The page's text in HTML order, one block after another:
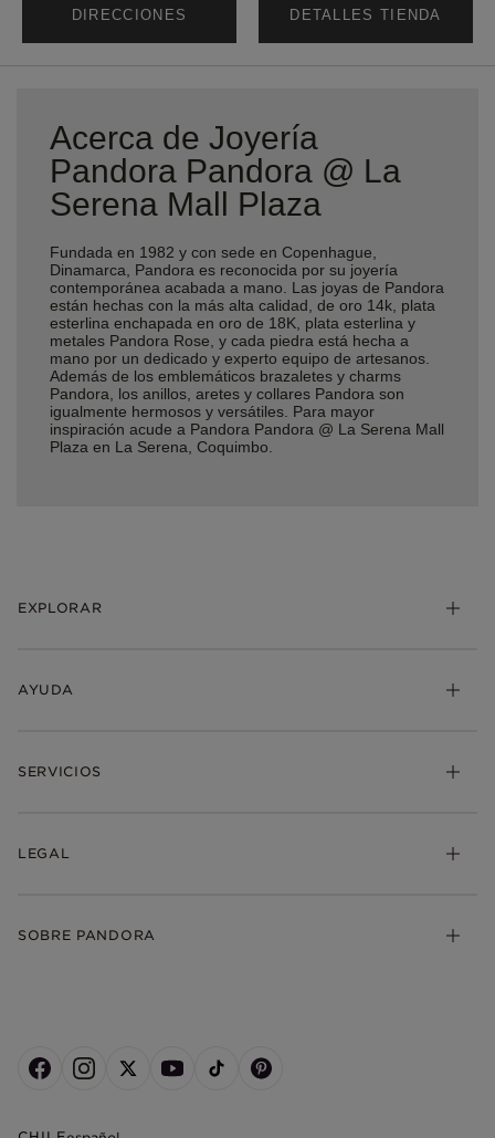
DIRECCIONES DETALLES TIENDA
Acerca de Joyería
Pandora Pandora @ La
Serena Mall Plaza
Fundada en 1982 y con sede en Copenhague,
Dinamarca, Pandora es reconocida por su joyería
contemporánea acabada a mano. Las joyas de Pandora
están hechas con la más alta calidad, de oro 14k, plata
esterlina enchapada en oro de 18K, plata esterlina y
metales Pandora Rose, y cada piedra está hecha a
mano por un dedicado y experto equipo de artesanos.
Además de los emblemáticos brazaletes y charms
Pandora, los anillos, aretes y collares Pandora son
igualmente hermosos y versátiles. Para mayor
inspiración acude a Pandora Pandora @ La Serena Mall
Plaza en La Serena, Coquimbo.
EXPLORAR
AYUDA
SERVICIOS
LEGAL
SOBRE PANDORA